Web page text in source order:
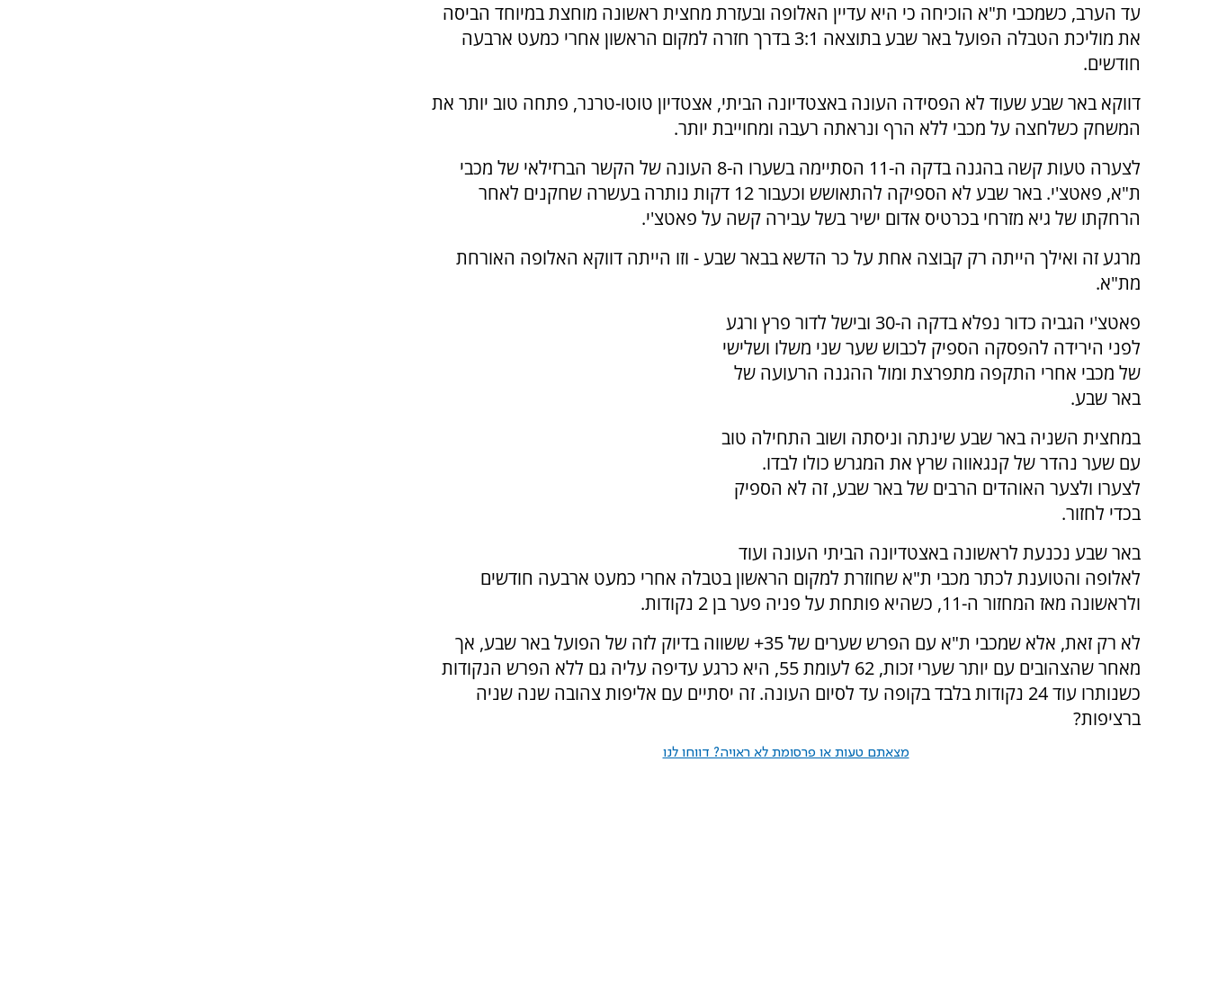
עד הערב, כשמכבי ת"א הוכיחה כי היא עדיין האלופה ובעזרת מחצית ראשונה מוחצת במיוחד הביסה
את מוליכת הטבלה הפועל באר שבע בתוצאה 3:1 בדרך חזרה למקום הראשון אחרי כמעט ארבעה
חודשים.
דווקא באר שבע שעוד לא הפסידה העונה באצטדיונה הביתי, אצטדיון טוטו-טרנר, פתחה טוב יותר את
המשחק כשלחצה על מכבי ללא הרף ונראתה רעבה ומחוייבת יותר.
לצערה טעות קשה בהגנה בדקה ה-11 הסתיימה בשערו ה-8 העונה של הקשר הברזילאי של מכבי
ת"א, פאטצ'י. באר שבע לא הספיקה להתאושש וכעבור 12 דקות נותרה בעשרה שחקנים לאחר
הרחקתו של גיא מזרחי בכרטיס אדום ישיר בשל עבירה קשה על פאטצ'י.
מרגע זה ואילך הייתה רק קבוצה אחת על כר הדשא בבאר שבע - וזו הייתה דווקא האלופה האורחת
מת"א.
פאטצ'י הגביה כדור נפלא בדקה ה-30 ובישל לדור פרץ ורגע
לפני הירידה להפסקה הספיק לכבוש שער שני משלו ושלישי
של מכבי אחרי התקפה מתפרצת ומול ההגנה הרעועה של
באר שבע.
במחצית השניה באר שבע שינתה וניסתה ושוב התחילה טוב
עם שער נהדר של קנגאווה שרץ את המגרש כולו לבדו.
לצערו ולצער האוהדים הרבים של באר שבע, זה לא הספיק
בכדי לחזור.
באר שבע נכנעת לראשונה באצטדיונה הביתי העונה ועוד
לאלופה והטוענת לכתר מכבי ת"א שחוזרת למקום הראשון בטבלה אחרי כמעט ארבעה חודשים
ולראשונה מאז המחזור ה-11, כשהיא פותחת על פניה פער בן 2 נקודות.
לא רק זאת, אלא שמכבי ת"א עם הפרש שערים של 35+ ששווה בדיוק לזה של הפועל באר שבע, אך
מאחר שהצהובים עם יותר שערי זכות, 62 לעומת 55, היא כרגע עדיפה עליה גם ללא הפרש הנקודות
כשנותרו עוד 24 נקודות בלבד בקופה עד לסיום העונה. זה יסתיים עם אליפות צהובה שנה שניה
ברציפות?
מצאתם טעות או פרסומת לא ראויה? דווחו לנו